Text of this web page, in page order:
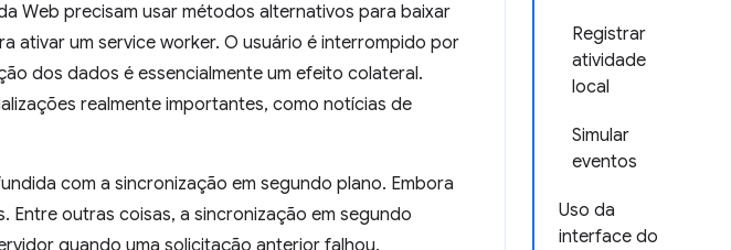
Registrar
atividade
local
Simular
eventos
Uso da
interface do
Web precisam usar métodos alternativos para baixar
ativar um service worker. O usuário é interrompido por
dos dados é essencialmente um efeito colateral.
realmente importantes, como notícias de
com a sincronização em segundo plano. Embora
Entre outras coisas, a sincronização em segundo
quando uma solicitação anterior falhou.